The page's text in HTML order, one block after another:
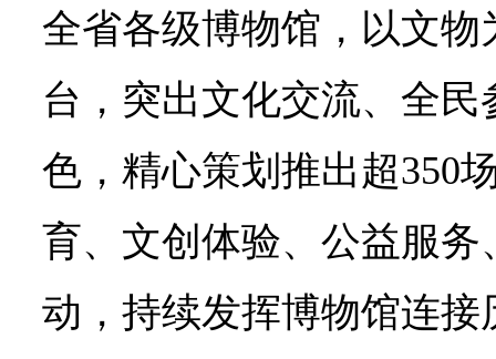
全省各级博物馆，以文
台，突出文化交流、全
色，精心策划推出超350
育、文创体验、公益服
动，持续发挥博物馆连